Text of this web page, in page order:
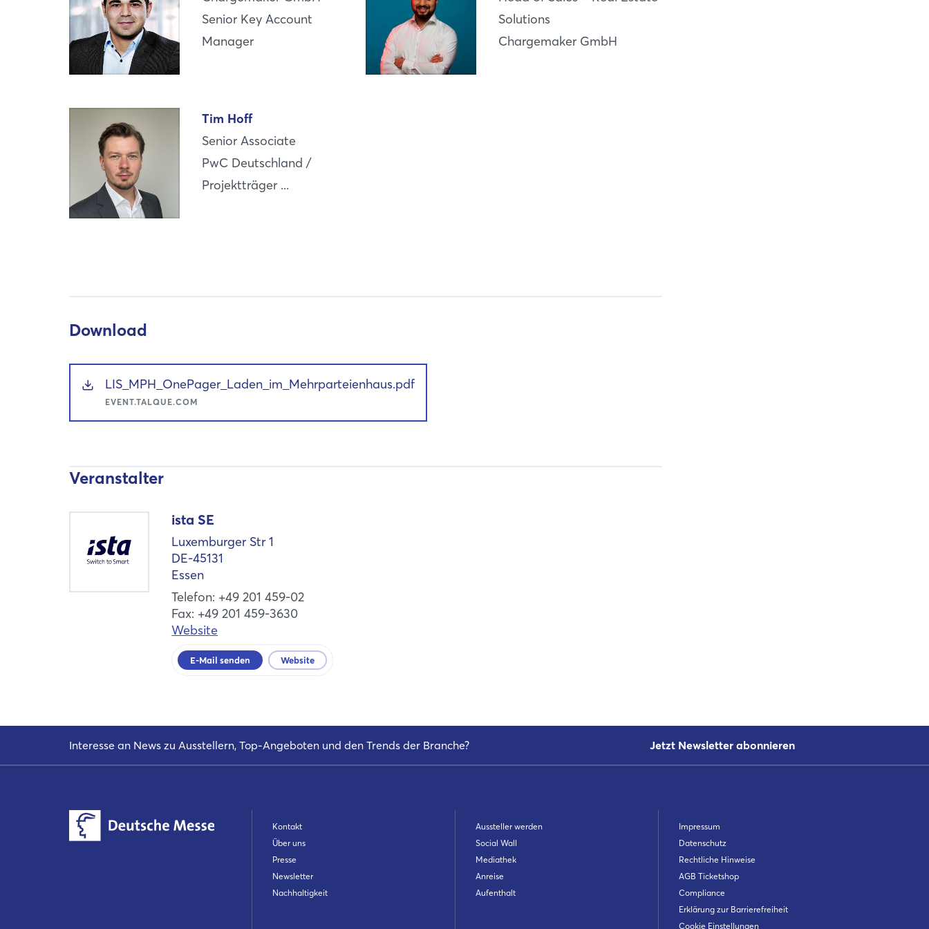
Senior Key Account
Manager
Solutions
Chargemaker GmbH
Tim Hoff
Senior Associate
PwC Deutschland /
Projektträger ...
Download
LIS_MPH_OnePager_Laden_im_Mehrparteienhaus.pdf
EVENT.TALQUE.COM
Veranstalter
ista SE
Luxemburger Str 1
DE-45131
Essen
Telefon: +49 201 459-02
Fax: +49 201 459-3630
Website
E-Mail senden Website
Interesse an News zu Ausstellern, Top-Angeboten und den Trends der Branche? Jetzt Newsletter abonnieren
Kontakt
Über uns
Presse
Newsletter
Nachhaltigkeit
Aussteller werden
Social Wall
Mediathek
Anreise
Aufenthalt
Impressum
Datenschutz
Rechtliche Hinweise
AGB Ticketshop
Compliance
Erklärung zur Barrierefreiheit
Cookie Einstellungen
Einloggen